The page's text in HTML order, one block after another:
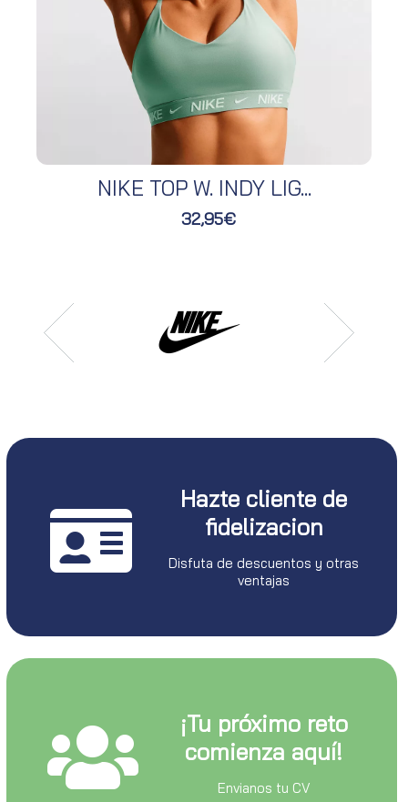
NIKE TOP W. INDY LIG...
32,95€
Hazte cliente de
fidelizacion
Disfuta de descuentos y otras
ventajas
¡Tu próximo reto
comienza aquí!
Envianos tu CV